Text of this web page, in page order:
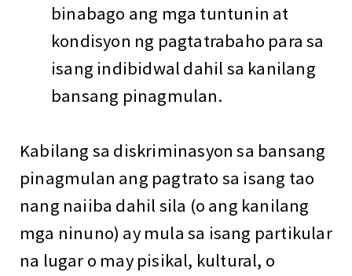
binabago ang mga tuntunin at
kondisyon ng pagtatrabaho para sa
isang indibidwal dahil sa kanilang
bansang pinagmulan.
Kabilang sa diskriminasyon sa bansang
pinagmulan ang pagtrato sa isang tao
nang naiiba dahil sila (o ang kanilang
mga ninuno) ay mula sa isang partikular
na lugar o may pisikal, kultural, o